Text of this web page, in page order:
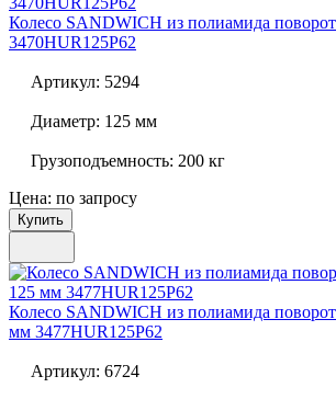
Колесо SANDWICH из полиамида
3470HUR125P62
Артикул: 5294
Диаметр: 125 мм
Грузоподъемность: 200 кг
Цена: по запросу
Купить
Колесо SANDWICH из полиамида
мм 3477HUR125P62
Артикул: 6724